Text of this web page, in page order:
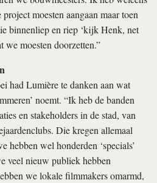
moesten aangaan maar toen
binnenliep en riep ‘kijk Henk, net
we moesten doorzetten.”
had Lumière te danken aan wat
noemt. “Ik heb de banden
en stakeholders in de stad, van
Die kregen allemaal
hebben wel honderden ‘specials’
veel nieuw publiek hebben
we lokale filmmakers omarmd,